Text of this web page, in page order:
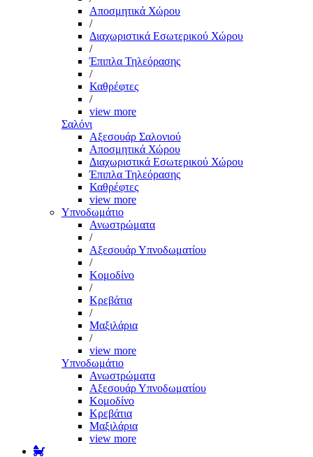
Αποσμητικά Χώρου
/
Διαχωριστικά Εσωτερικού Χώρου
/
Έπιπλα Τηλεόρασης
/
Καθρέφτες
/
view more
Σαλόνι
Αξεσουάρ Σαλονιού
Αποσμητικά Χώρου
Διαχωριστικά Εσωτερικού Χώρου
Έπιπλα Τηλεόρασης
Καθρέφτες
view more
Υπνοδωμάτιο
Ανωστρώματα
/
Αξεσουάρ Υπνοδωματίου
/
Κομοδίνο
/
Κρεβάτια
/
Μαξιλάρια
/
view more
Υπνοδωμάτιο
Ανωστρώματα
Αξεσουάρ Υπνοδωματίου
Κομοδίνο
Κρεβάτια
Μαξιλάρια
view more